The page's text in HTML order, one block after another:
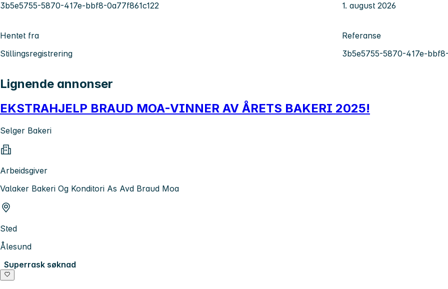
3b5e5755-5870-417e-bbf8-0a77f861c122
1. august 2026
Hentet fra
Stillingsregistrering
Referanse
3b5e5755-5870-417e-
Lignende annonser
EKSTRAHJELP BRAUD MOA-VINNER AV ÅRETS BAKERI 2025!
Selger Bakeri
Arbeidsgiver
Valaker Bakeri Og Konditori As Avd Braud Moa
Sted
Ålesund
Superrask søknad